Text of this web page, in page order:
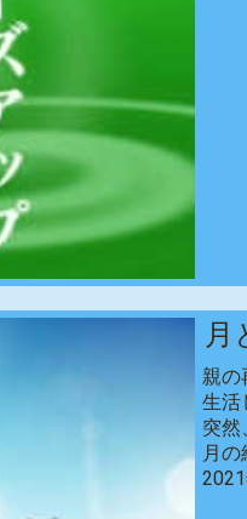
親の
生活
突
月の